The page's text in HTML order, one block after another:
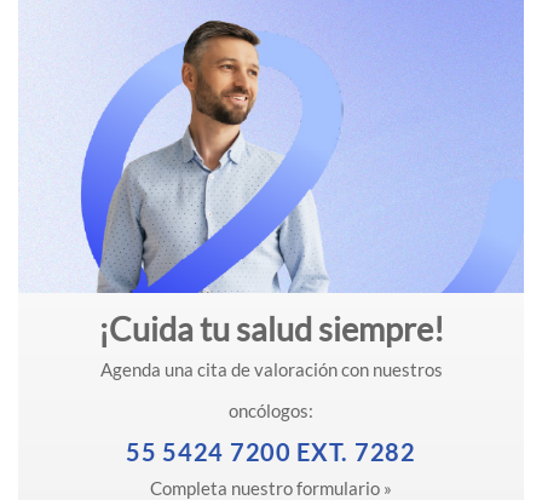
¡Cuida tu salud siempre!
Agenda una cita de valoración con nuestros
oncólogos:
55 5424 7200 EXT. 7282
Completa nuestro formulario »